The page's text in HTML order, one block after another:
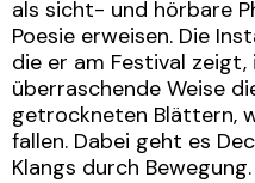
als sicht- und hörbare
Poesie erweisen. Die
die er am Festival
überraschende Weise
getrockneten Blättern,
fallen. Dabei geht es
Klangs durch Bewegung.